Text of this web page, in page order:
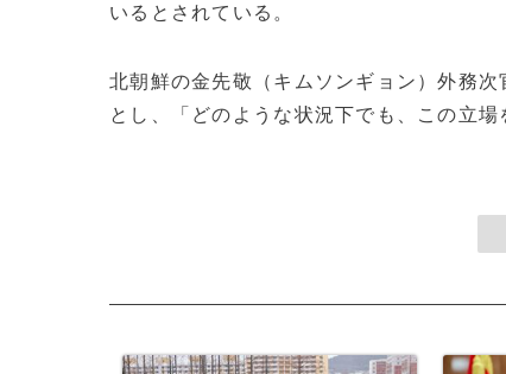
いるとされている。
北朝鮮の金先敬（キムソンギョン）外務
とし、「どのような状況下でも、この立